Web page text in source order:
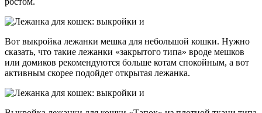
Вот выкройка лежанки мешка для небольшой кошки. Нужно
сказать, что такие лежанки «закрытого типа» вроде мешков
или домиков рекомендуются больше котам спокойным, а вот
активным скорее подойдет открытая лежанка.